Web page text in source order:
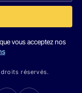
vous acceptez nos
réservés.